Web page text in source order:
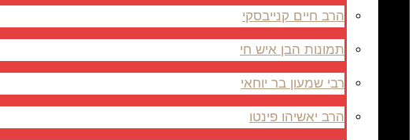
הרב חיים קנייבסקי
תמונות הבן איש חי
רבי שמעון בר יוחאי
הרב יאשיהו פינטו